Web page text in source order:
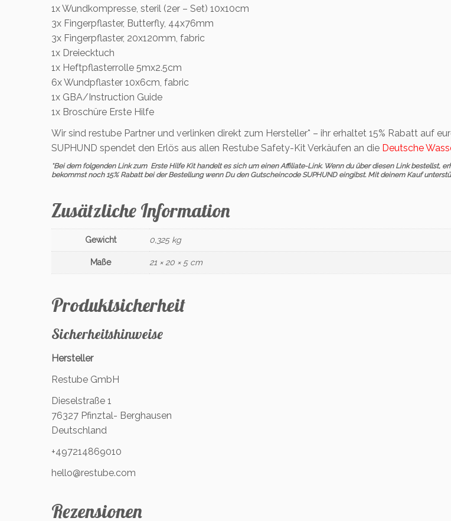
1x Wundkompresse, steril (2er – Set) 10x10cm
3x Fingerpflaster, Butterfly, 44x76mm
3x Fingerpflaster, 20x120mm, fabric
1x Dreiecktuch
1x Heftpflasterrolle 5mx2.5cm
6x Wundpflaster 10x6cm, fabric
1x GBA/Instruction Guide
1x Broschüre Erste Hilfe
Wir sind restube Partner und verlinken direkt zum Hersteller* – ihr erhaltet 15% Rabatt auf
SUPHUND spendet den Erlös aus allen Restube Safety-Kit Verkäufen an die Deutsche
*Bei dem folgenden Link zum Erste Hilfe Kit handelt es sich um einen Affiliate-Link. Wenn du über diesen Link bestellst,
bekommst noch 15% Rabatt bei der Bestellung wenn Du den Gutscheincode SUPHUND eingibst. Mit deinem Kauf
Zusätzliche Information
Gewicht 0,325 kg
Maße 21 × 20 × 5 cm
Produktsicherheit
Sicherheitshinweise
Hersteller
Restube GmbH
Dieselstraße 1
76327 Pfinztal- Berghausen
Deutschland
+497214869010
hello@restube.com
Rezensionen